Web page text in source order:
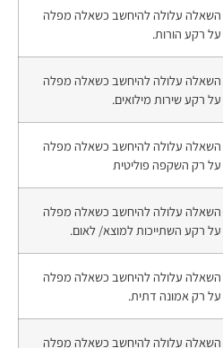
השאלה עלולה להיחשב כשאלה מפלה
על רקע הורות.
השאלה עלולה להיחשב כשאלה מפלה
על רקע שירות מילואים.
השאלה עלולה להיחשב כשאלה מפלה
על רק השקפה פוליטית
השאלה עלולה להיחשב כשאלה מפלה
על רקע השתייכות למוצא/ לאום.
השאלה עלולה להיחשב כשאלה מפלה
על רק אמונה דתית.
השאלה עלולה להיחשב כשאלה מפלה